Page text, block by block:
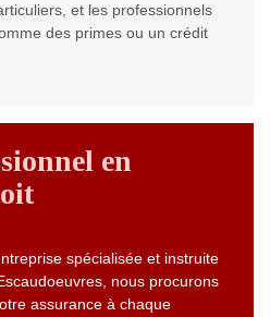
et les professionnels
des primes ou un crédit
en
spécialisée et instruite
nous procurons
assurance à chaque